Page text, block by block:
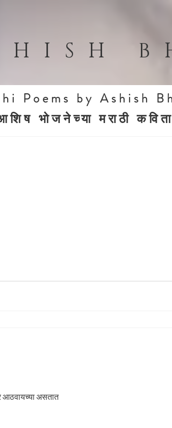
सवड मिळाल्यावर आठवायच्या असतात
Poems by Ashish
भोजनेच्या मराठी कविता